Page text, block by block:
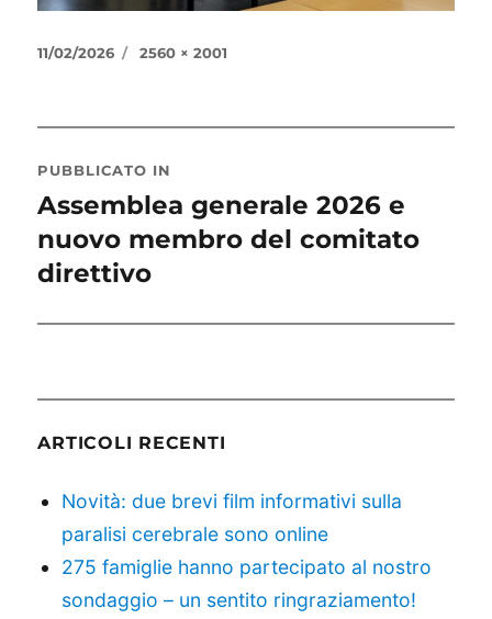
Pubblicato
11/02/2026
Dimensione
2560 × 2001
articoli
PUBBLICATO IN
Assemblea generale 2026 e
nuovo membro del comitato
direttivo
ARTICOLI RECENTI
Novità: due brevi film informativi sulla
paralisi cerebrale sono online
275 famiglie hanno partecipato al nostro
sondaggio – un sentito ringraziamento!